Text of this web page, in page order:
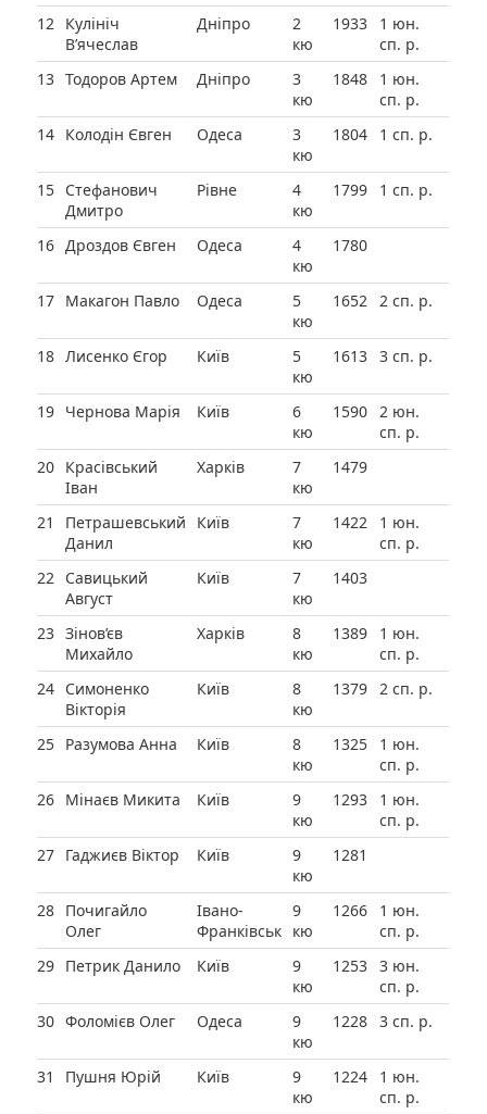
12 Кулініч
В’ячеслав
Дніпро
2
кю
1933
1 юн.
сп. р.
13 Тодоров Артем Дніпро
3
кю
1848
1 юн.
сп. р.
14 Колодін Євген Одеса
3
кю
1804 1 сп. р.
15 Стефанович
Дмитро
Рівне
4
кю
1799 1 сп. р.
16 Дроздов Євген Одеса
4
кю
1780
17 Макагон Павло Одеса
5
кю
1652 2 сп. р.
18 Лисенко Єгор Київ
5
кю
1613 3 сп. р.
19 Чернова Марія Київ
6
кю
1590 2 юн.
сп. р.
20 Красівський
Іван
Харків
7
кю
1479
21
Петрашевський
Данил
Київ
7
кю
1422
1 юн.
сп. р.
22 Савицький
Август
Київ
7
кю
1403
23 Зінов’єв
Михайло
Харків
8
кю
1389
1 юн.
сп. р.
24 Симоненко
Вікторія
Київ
8
кю
1379 2 сп. р.
25 Разумова Анна Київ
8
кю
1325
1 юн.
сп. р.
26 Мінаєв Микита Київ
9
кю
1293
1 юн.
сп. р.
27 Гаджиєв Віктор Київ
9
кю
1281
28 Почигайло
Олег
Івано-
Франківськ
9
кю
1266
1 юн.
сп. р.
29 Петрик Данило Київ
9
кю
1253 3 юн.
сп. р.
30 Фоломієв Олег Одеса
9
кю
1228 3 сп. р.
31 Пушня Юрій Київ
9
кю
1224
1 юн.
сп. р.